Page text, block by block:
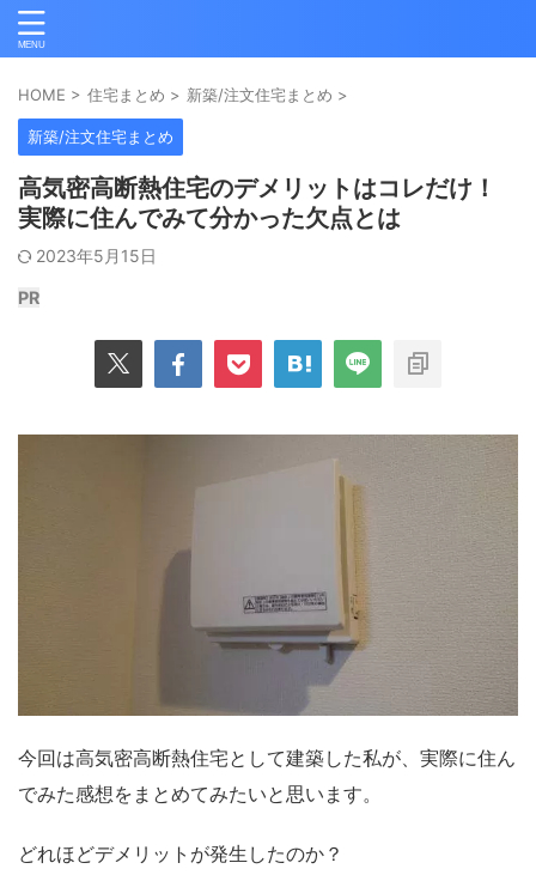
HOME > 住宅まとめ > 新築/注文住宅まとめ >
新築/注文住宅まとめ
高気密高断熱住宅のデメリットはコレだけ！
実際に住んでみて分かった欠点とは
2023年5月15日
PR
今回は高気密高断熱住宅として建築した私が、実際に住ん
でみた感想をまとめてみたいと思います。
どれほどデメリットが発生したのか？